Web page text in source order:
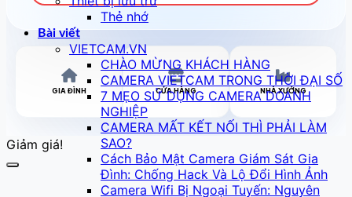
Thẻ nhớ
Bài viết
VIETCAM.VN
CHÀO MỪNG KHÁCH HÀNG
CAMERA VIETCAM TRONG THỜI ĐẠI SỐ
7 MẸO SỬ DỤNG CAMERA DOANH
NGHIỆP
CAMERA MẤT KẾT NỐI THÌ PHẢI LÀM
SAO?
Cách Bảo Mật Camera Giám Sát Gia
Đình: Chống Hack Và Lộ Đổi Hình Ảnh
Camera Wifi Bị Ngoại Tuyến: Nguyên
GIA ĐÌNH CỬA HÀNG NHÀ XƯỞNG
Giảm giá!